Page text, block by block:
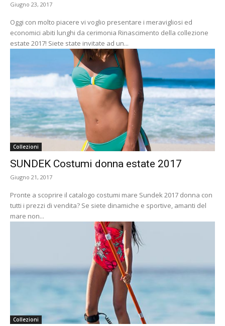
Giugno 23, 2017
Oggi con molto piacere vi voglio presentare i meravigliosi ed
economici abiti lunghi da cerimonia Rinascimento della collezione
estate 2017! Siete state invitate ad un...
Collezioni
SUNDEK Costumi donna estate 2017
Giugno 21, 2017
Pronte a scoprire il catalogo costumi mare Sundek 2017 donna con
tutti i prezzi di vendita? Se siete dinamiche e sportive, amanti del
mare non...
Collezioni